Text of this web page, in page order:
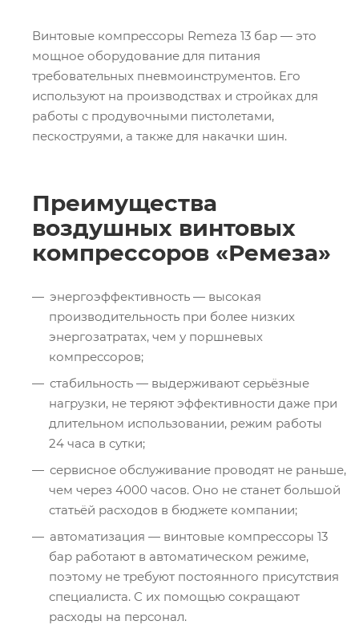
Винтовые компрессоры Remeza 13 бар — это
мощное оборудование для питания
требовательных пневмоинструментов. Его
используют на производствах и стройках для
работы с продувочными пистолетами,
пескоструями, а также для накачки шин.
Преимущества
воздушных винтовых
компрессоров «Ремеза»
энергоэффективность — высокая
производительность при более низких
энергозатратах, чем у поршневых
компрессоров;
стабильность — выдерживают серьёзные
нагрузки, не теряют эффективности даже при
длительном использовании, режим работы
24 часа в сутки;
сервисное обслуживание проводят не раньше,
чем через 4000 часов. Оно не станет большой
статьёй расходов в бюджете компании;
автоматизация — винтовые компрессоры 13
бар работают в автоматическом режиме,
поэтому не требуют постоянного присутствия
специалиста. С их помощью сокращают
расходы на персонал.